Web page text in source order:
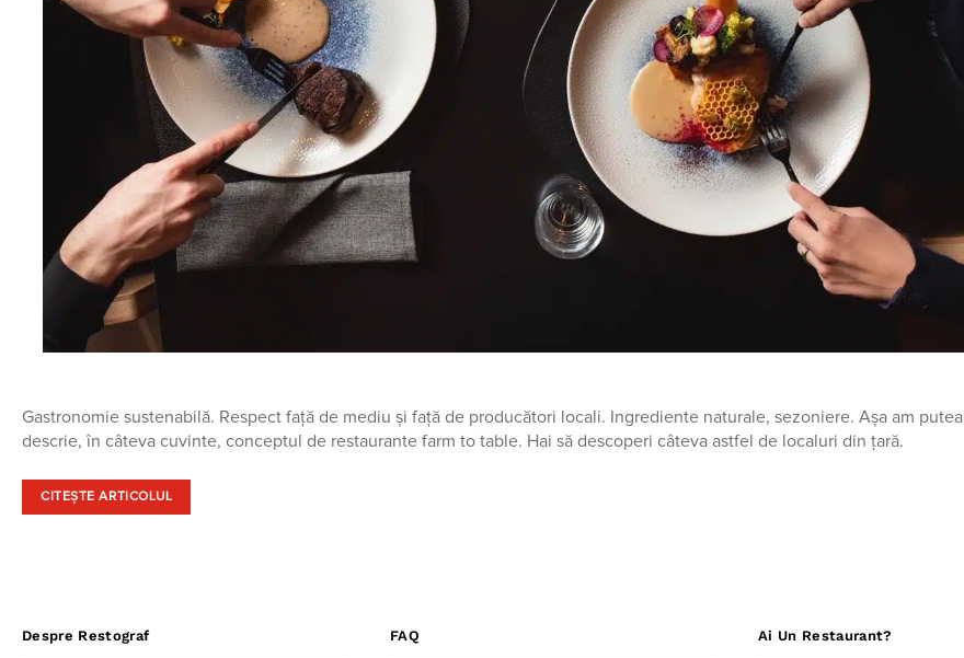
Gastronomie sustenabilă. Respect față de mediu și față de producători locali. Ingrediente naturale, sezoniere. Așa am putea
descrie, în câteva cuvinte, conceptul de restaurante farm to table. Hai să descoperi câteva astfel de localuri din țară.
CITEȘTE ARTICOLUL
Despre Restograf FAQ Ai Un Restaurant?